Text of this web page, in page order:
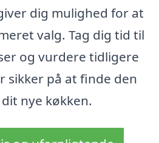
dig mulighed for at
valg. Tag dig tid til
og vurdere tidligere
sikker på at finde den
nye køkken.